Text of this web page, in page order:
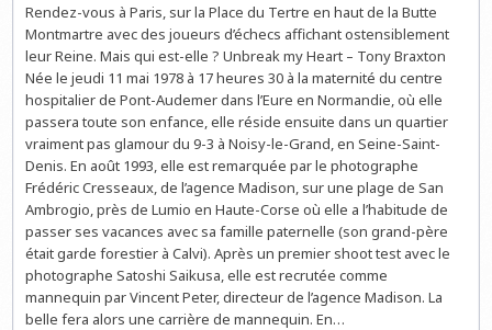
&
PEOPLE
:
LA
RÉPONSE
AU
QUIZ
HEBDO
Rendez-vous à Paris, sur la Place du Tertre en haut de la Butte
Montmartre avec des joueurs d’échecs affichant ostensiblement
leur Reine. Mais qui est-elle ? Unbreak my Heart – Tony Braxton
Née le jeudi 11 mai 1978 à 17 heures 30 à la maternité du centre
hospitalier de Pont-Audemer dans l’Eure en Normandie, où elle
passera toute son enfance, elle réside ensuite dans un quartier
vraiment pas glamour du 9-3 à Noisy-le-Grand, en Seine-Saint-
Denis. En août 1993, elle est remarquée par le photographe
Frédéric Cresseaux, de l’agence Madison, sur une plage de San
Ambrogio, près de Lumio en Haute-Corse où elle a l’habitude de
passer ses vacances avec sa famille paternelle (son grand-père
était garde forestier à Calvi). Après un premier shoot test avec le
photographe Satoshi Saikusa, elle est recrutée comme
mannequin par Vincent Peter, directeur de l’agence Madison. La
belle fera alors une carrière de mannequin. En…